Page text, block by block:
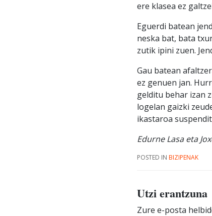
ere klasea ez
Eguerdi batean
neska bat, bata
zutik ipini zuen.
Gau batean
ez genuen jan.
gelditu behar izan
logelan gaizki
ikastaroa
Edurne Lasa eta
POSTED IN BIZIPENAK
Utzi erantzuna
Zure e-posta